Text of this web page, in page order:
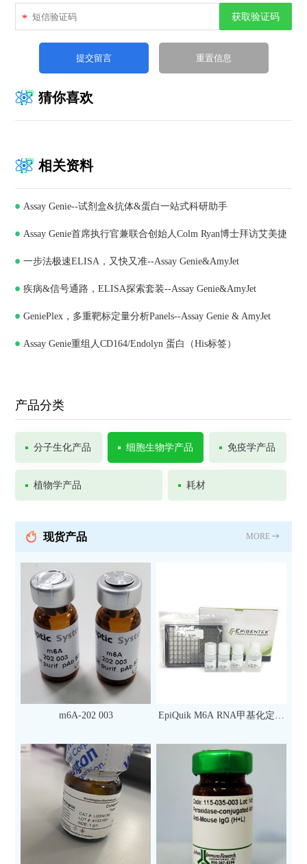
* 获取验证码
猜你喜欢
相关资料
Assay Genie--试剂盒&抗体&蛋白一站式科研助手
Assay Genie首席执行官兼联合创始人Colm Ryan博士拜访艾美捷
科技，深化合作共谋发展
一步法极速ELISA，又快又准--Assay Genie&AmyJet
疾病&信号通路，ELISA探索套装--Assay Genie&AmyJet
GeniePlex，多重靶标定量分析Panels--Assay Genie & AmyJet
Assay Genie重组人CD164/Endolyn 蛋白（His标签）
产品分类
分子生化产品 细胞生物学产品 免疫学产品
植物学产品 耗材
现货产品 MORE
m6A-202 003
EpiQuik M6A RNA甲基化定量
次）